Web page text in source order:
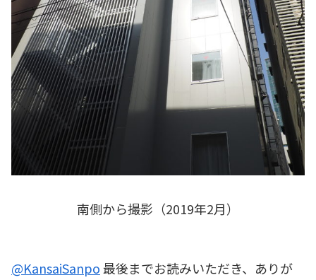
南側から撮影（2019年2月）
@KansaiSanpo最後までお読みいただき、ありが